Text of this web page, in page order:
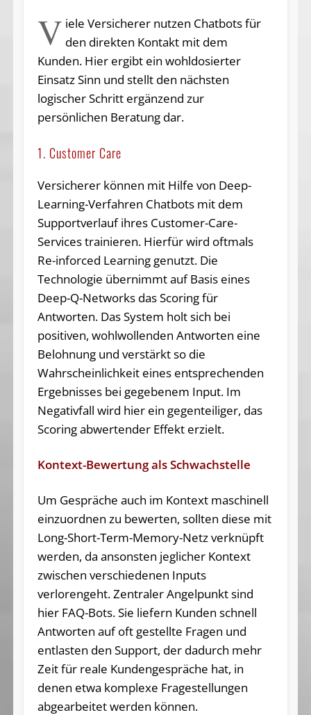
V iele Versicherer nutzen Chatbots für
den direkten Kontakt mit dem
Kunden. Hier ergibt ein wohldosierter
Einsatz Sinn und stellt den nächsten
logischer Schritt ergänzend zur
persönlichen Beratung dar.
1. Customer Care
Versicherer können mit Hilfe von Deep-
Learning-Verfahren Chatbots mit dem
Supportverlauf ihres Customer-Care-
Services trainieren. Hierfür wird oftmals
Re-inforced Learning genutzt. Die
Technologie übernimmt auf Basis eines
Deep-Q-Networks das Scoring für
Antworten. Das System holt sich bei
positiven, wohlwollenden Antworten eine
Belohnung und verstärkt so die
Wahrscheinlichkeit eines entsprechenden
Ergebnisses bei gegebenem Input. Im
Negativfall wird hier ein gegenteiliger, das
Scoring abwertender Effekt erzielt.
Kontext-Bewertung als Schwachstelle
Um Gespräche auch im Kontext maschinell
einzuordnen zu bewerten, sollten diese mit
Long-Short-Term-Memory-Netz verknüpft
werden, da ansonsten jeglicher Kontext
zwischen verschiedenen Inputs
verlorengeht. Zentraler Angelpunkt sind
hier FAQ-Bots. Sie liefern Kunden schnell
Antworten auf oft gestellte Fragen und
entlasten den Support, der dadurch mehr
Zeit für reale Kundengespräche hat, in
denen etwa komplexe Fragestellungen
abgearbeitet werden können.